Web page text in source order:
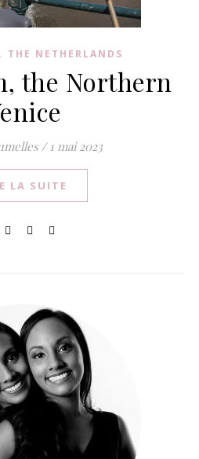
, THE NETHERLANDS
the Northern
/ 1 mai 2023
LA SUITE